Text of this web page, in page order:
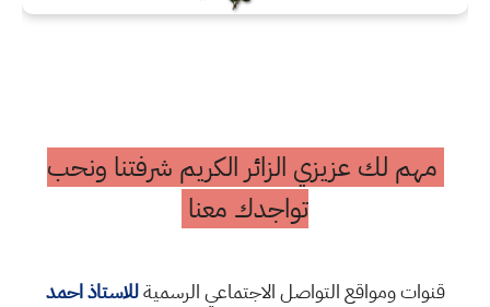
مهم لك عزيزي الزائر الكريم شرفتنا ونحب
تواجدك معنا
قنوات ومواقع التواصل الاجتماعي الرسميةللاستاذ احمد